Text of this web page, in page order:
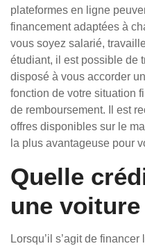
plateformes en ligne
financement adaptées à
vous soyez salarié,
étudiant, il est possible de
disposé à vous accorder
fonction de votre situation
de remboursement. Il est
offres disponibles sur le
la plus avantageuse pour
Quelle
une voiture
Lorsqu’il s’agit de financer